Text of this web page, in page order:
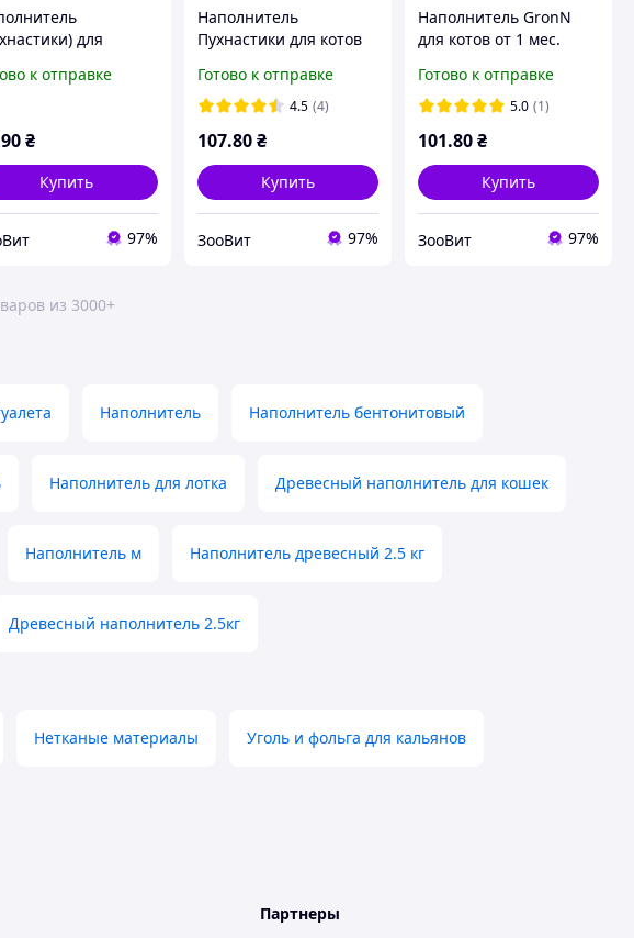
для
1 кг опилок без
к отправке
₴
Купить
97%
Наполнитель
Пухнастики для котов
бентонитовый (без
аромата) 5 кг мелкая
Готово к отправке
4.5 (4)
107.80 ₴
Купить
ЗооВит 97%
Наполнитель GronN
для котов от 1 мес.
бентонитовый (аромат
лаванды) 5 кг средняя
Готово к отправке
5.0 (1)
101.80₴
Купить
ЗооВит 97%
из 3000+
Наполнитель Наполнитель бентонитовый
Наполнитель для лотка Древесный наполнитель для кошек
Наполнитель м Наполнитель древесный 2.5 кг
Древесный наполнитель 2.5кг
Нетканые материалы Уголь и фольга для кальянов
Партнеры